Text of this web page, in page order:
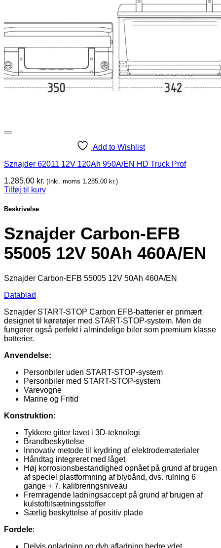
Add to Wishlist
Sznajder 62011 12V 120Ah 950A/EN HD Truck Prof
1.285,00 kr. (Inkl. moms 1.285,00 kr.)
Tilføj til kurv
Beskrivelse
Sznajder Carbon-EFB
55005 12V 50Ah 460A/EN
Sznajder Carbon-EFB 55005 12V 50Ah 460A/EN
Datablad
Sznajder START-STOP Carbon EFB-batterier er primært
designet til køretøjer med START-STOP-system. Men de
fungerer også perfekt i almindelige biler som premium klasse
batterier.
Anvendelse:
Personbiler uden START-STOP-system
Personbiler med START-STOP-system
Varevogne
Marine og Fritid
Konstruktion:
Tykkere gitter lavet i 3D-teknologi
Brandbeskyttelse
Innovativ metode til krydring af elektrodematerialer
Håndtag integreret med låget
Høj korrosionsbestandighed opnået på grund af brugen
af speciel plastformning af blybånd, dvs. rulning 6
gange + 7. kalibreringsniveau
Fremragende ladningsaccept på grund af brugen af
kulstoftilsætningsstoffer
Særlig beskyttelse af positiv plade
Fordele:
Delvis opladning og dyb afladning bedre ydet